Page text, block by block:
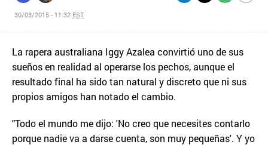
30/03/2015 - 11:32 EST
La rapera australiana Iggy Azalea convirtió uno de sus
sueños en realidad al operarse los pechos, aunque el
resultado final ha sido tan natural y discreto que ni sus
propios amigos han notado el cambio.
"Todo el mundo me dijo: 'No creo que necesites contarlo
porque nadie va a darse cuenta, son muy pequeñas'. Y yo